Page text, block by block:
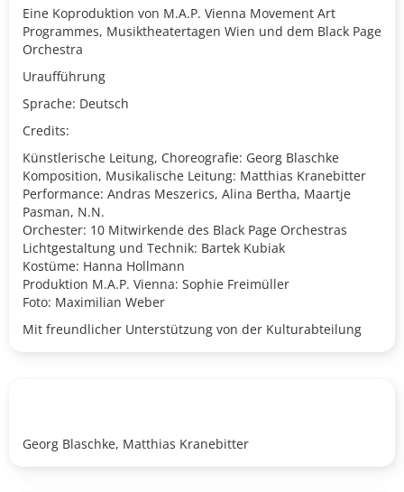
Eine Koproduktion von M.A.P. Vienna Movement Art
Programmes, Musiktheatertagen Wien und dem Black Page
Orchestra
Uraufführung
Sprache: Deutsch
Credits:
Künstlerische Leitung, Choreografie: Georg Blaschke
Komposition, Musikalische Leitung: Matthias Kranebitter
Performance: Andras Meszerics, Alina Bertha, Maartje
Pasman, N.N.
Orchester: 10 Mitwirkende des Black Page Orchestras
Lichtgestaltung und Technik: Bartek Kubiak
Kostüme: Hanna Hollmann
Produktion M.A.P. Vienna: Sophie Freimüller
Foto: Maximilian Weber
Mit freundlicher Unterstützung von der Kulturabteilung
Georg Blaschke, Matthias Kranebitter